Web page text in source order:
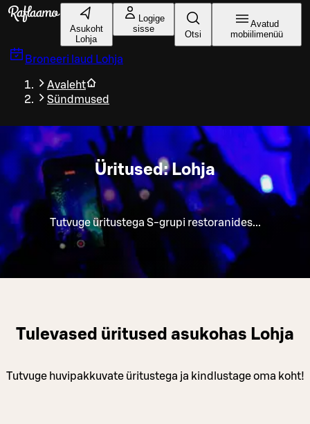
Liigu peamise sisu juurde
Asukoht
Lohja
Logige
sisse
Otsi
Avatud
mobiilimenüü
Broneeri laud Lohja
Avaleht
Sündmused
Üritused: Lohja
Tutvuge üritustega S-grupi restoranides...
Tulevased üritused asukohas Lohja
Tutvuge huvipakkuvate üritustega ja kindlustage oma koht!